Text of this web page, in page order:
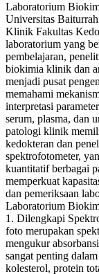
Laboratorium
Universitas
Klinik Fakultas
laboratorium yang
pembelajaran,
biokimia klinik dan
menjadi pusat
memahami
interpretasi
serum, plasma, dan
patologi klinik
kedokteran dan
spektrofotometer,
kuantitatif berbagai
memperkuat
dan pemeriksaan
Laboratorium
1. Dilengkapi
foto merupakan
mengukur
sangat penting
kolesterol, protein